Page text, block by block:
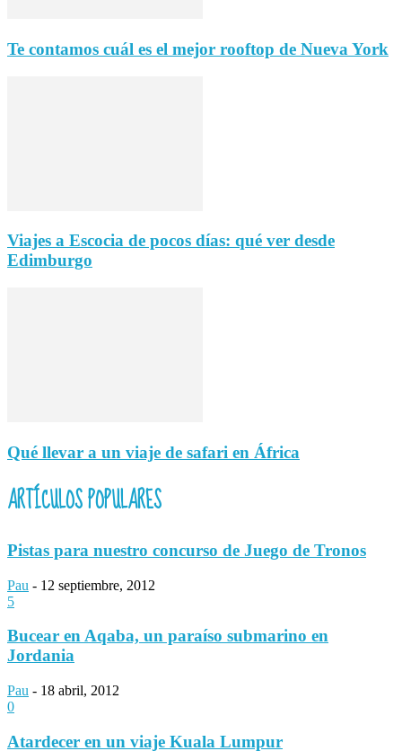
Te contamos cuál es el mejor rooftop de Nueva York
Viajes a Escocia de pocos días: qué ver desde
Edimburgo
Qué llevar a un viaje de safari en África
ARTÍCULOS POPULARES
Pistas para nuestro concurso de Juego de Tronos
Pau - 12 septiembre, 2012
5
Bucear en Aqaba, un paraíso submarino en
Jordania
Pau - 18 abril, 2012
0
Atardecer en un viaje Kuala Lumpur